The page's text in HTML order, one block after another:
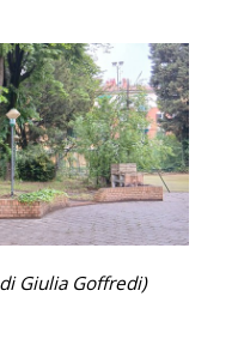
Giulia Goffredi)